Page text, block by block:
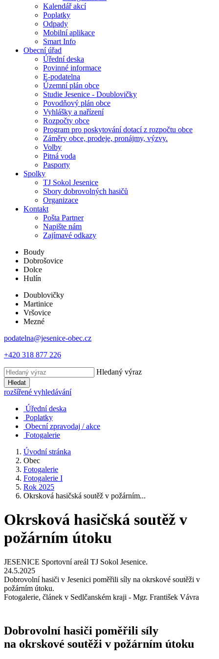
Kalendář akcí
Poplatky
Odpady
Mobilní aplikace
Smart Info
Obecní úřad
Úřední deska
Povinné informace
E-podatelna
Územní plán obce
Studie Jesenice - Doublovičky
Povodňový plán obce
Vyhlášky a nařízení
Rozpočty obce
Program pro poskytování dotací z rozpočtu obce
Záměry obce, prodeje, pronájmy, výzvy.
Volby
Pitná voda
Pasporty
Spolky
TJ Sokol Jesenice
Sbory dobrovolných hasičů
Organizace
Kontakt
Pošta Partner
Napište nám
Zajímavé odkazy
Boudy
Dobrošovice
Dolce
Hulín
Doublovičky
Martinice
Vršovice
Mezné
podatelna@jesenice-obec.cz
+420 318 877 226
Hledaný výraz
Hledat
rozšířené vyhledávání
Úřední deska
Poplatky
Obecní zpravodaj / akce
Fotogalerie
Úvodní stránka
Obec
Fotogalerie
Fotogalerie I
Rok 2025
Okrsková hasičská soutěž v požárním...
Okrsková hasičská soutěž v
požárním útoku
JESENICE Sportovní areál TJ Sokol Jesenice.
24.5.2025
Dobrovolní hasiči v Jesenici poměřili síly na okrskové soutěži v
požárním útoku.
Fotogalerie, článek v Sedlčanském kraji - Mgr. František Vávra
Dobrovolní hasiči poměřili síly
na okrskové soutěži v požárním útoku